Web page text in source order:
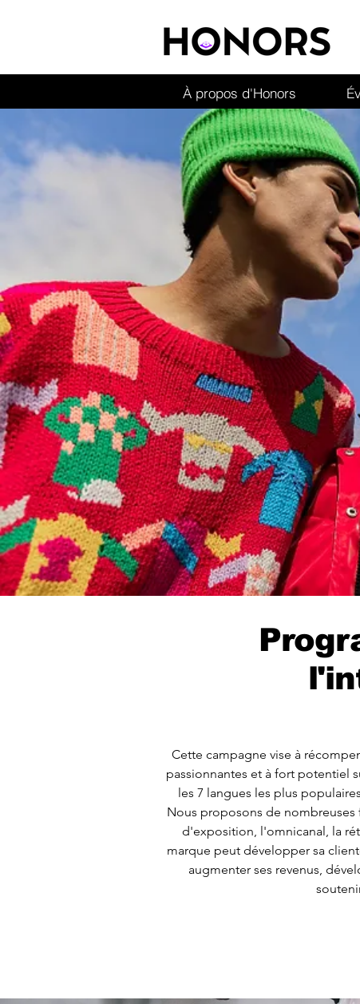
À propos d'Honors
Cette campagne vise à
passionnantes et à fort potentiel
les 7 langues les plus
Nous proposons de
d'exposition, l'omnicanal, la
marque peut développer sa
augmenter ses revenus,